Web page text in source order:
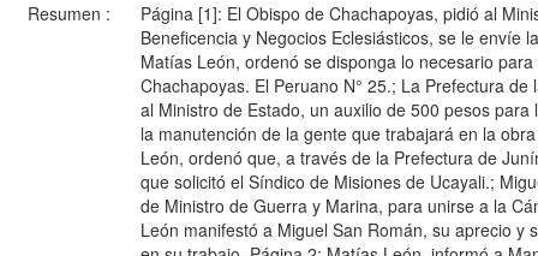
Resumen :
Página [1]: El Obispo de Chachapoyas, pidió al
Beneficencia y Negocios Eclesiásticos, se le envíe
Matías León, ordenó se disponga lo necesario
Chachapoyas. El Peruano N° 25.; La Prefectura de
al Ministro de Estado, un auxilio de 500 pesos
la manutención de la gente que trabajará en la
León, ordenó que, a través de la Prefectura de
que solicitó el Síndico de Misiones de Ucayali.;
de Ministro de Guerra y Marina, para unirse a la
León manifestó a Miguel San Román, su aprecio y